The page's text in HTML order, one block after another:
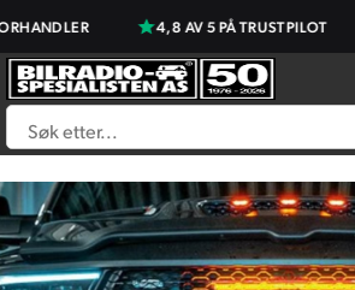
4,8 AV 5 PÅ TRUSTPILOT